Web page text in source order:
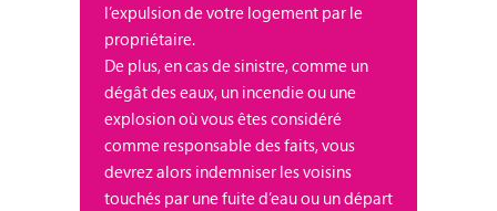
l’expulsion de votre logement par le
propriétaire.
De plus, en cas de sinistre, comme un
dégât des eaux, un incendie ou une
explosion où vous êtes considéré
comme responsable des faits, vous
devrez alors indemniser les voisins
touchés par une fuite d’eau ou un départ